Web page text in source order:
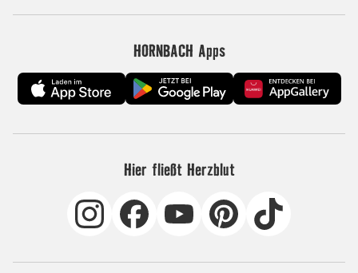
HORNBACH Apps
Hier fließt Herzblut